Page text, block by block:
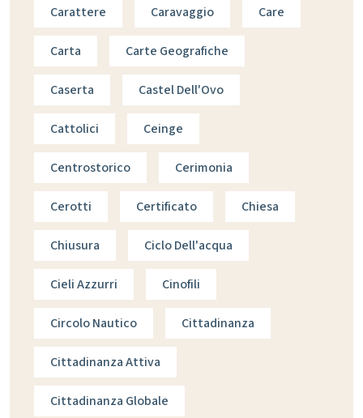
Carattere Caravaggio Care
Carta Carte Geografiche
Caserta Castel Dell'Ovo
Cattolici Ceinge
Centrostorico Cerimonia
Cerotti Certificato Chiesa
Chiusura Ciclo Dell'acqua
Cieli Azzurri Cinofili
Circolo Nautico Cittadinanza
Cittadinanza Attiva
Cittadinanza Globale